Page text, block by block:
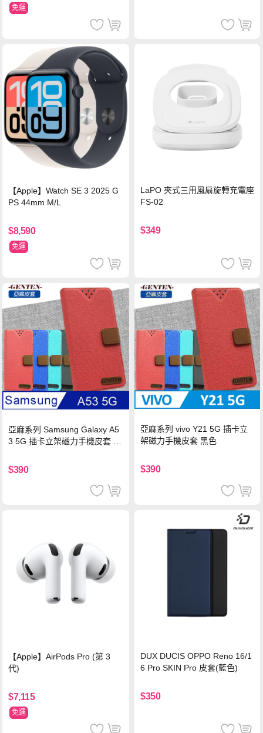
免運
【Apple】Watch SE 3 2025 G
PS 44mm M/L
$8,590
免運
LaPO 夾式三用風扇旋轉充電座
FS-02
$349
亞麻系列 Samsung Galaxy A5
3 5G 插卡立架磁力手機皮套 藍
$390
亞麻系列 vivo Y21 5G 插卡立
架磁力手機皮套 黑色
$390
【Apple】AirPods Pro (第 3
代)
$7,115
免運
DUX DUCIS OPPO Reno 16/1
6 Pro SKIN Pro 皮套(藍色)
$350